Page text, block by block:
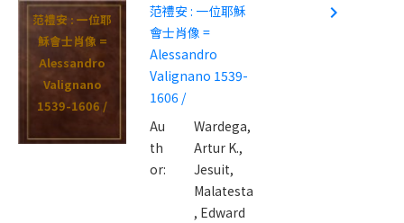
范禮安 : 一位耶
穌會士肖像 =
Alessandro
Valignano
1539-1606 /
范禮安 : 一位耶穌
會士肖像 =
Alessandro
Valignano 1539-
1606 /
Au
th
or:
Wardega,
Artur K.,
Jesuit,
Malatesta
, Edward
navigate_next